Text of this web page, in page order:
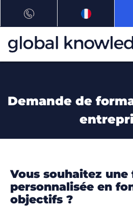
Demande de
Vous souhaitez
personnalisée en
objectifs ?